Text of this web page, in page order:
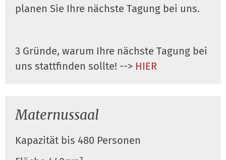
planen Sie Ihre nächste Tagung bei uns.
3 Gründe, warum Ihre nächste Tagung bei
uns stattfinden sollte! --> HIER
Maternussaal
Kapazität bis 480 Personen